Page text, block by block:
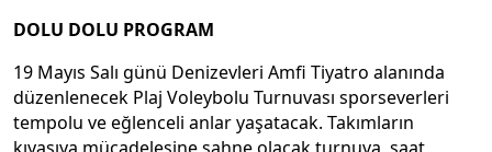
DOLU DOLU PROGRAM
19 Mayıs Salı günü Denizevleri Amfi Tiyatro alanında
düzenlenecek Plaj Voleybolu Turnuvası sporseverleri
tempolu ve eğlenceli anlar yaşatacak. Takımların